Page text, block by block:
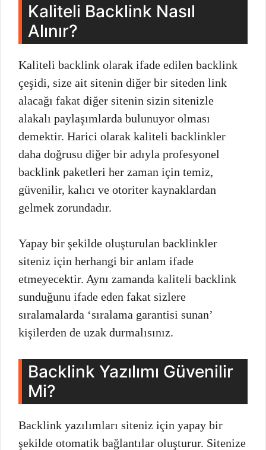
Kaliteli Backlink Nasıl
Alınır?
Kaliteli backlink olarak ifade edilen backlink
çeşidi, size ait sitenin diğer bir siteden link
alacağı fakat diğer sitenin sizin sitenizle
alakalı paylaşımlarda bulunuyor olması
demektir. Harici olarak kaliteli backlinkler
daha doğrusu diğer bir adıyla profesyonel
backlink paketleri her zaman için temiz,
güvenilir, kalıcı ve otoriter kaynaklardan
gelmek zorundadır.
Yapay bir şekilde oluşturulan backlinkler
siteniz için herhangi bir anlam ifade
etmeyecektir. Aynı zamanda kaliteli backlink
sunduğunu ifade eden fakat sizlere
sıralamalarda ‘sıralama garantisi sunan’
kişilerden de uzak durmalısınız.
Backlink Yazılımı Güvenilir
Mi?
Backlink yazılımları siteniz için yapay bir
şekilde otomatik bağlantılar oluşturur. Sitenize